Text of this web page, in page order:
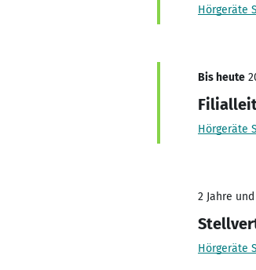
Hörgeräte
Bis heute
Hörgeräte
2 Jahre
Hörgeräte